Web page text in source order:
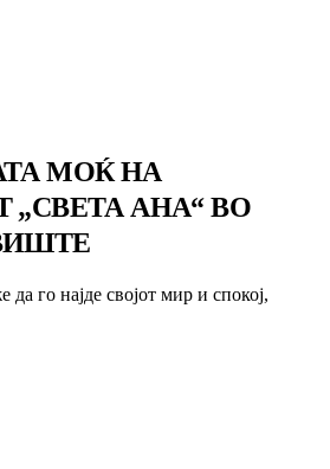
МОЌ НА
АНА“ ВО
го најде својот мир и спокој,